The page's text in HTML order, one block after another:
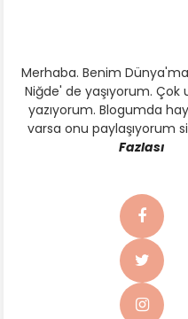
Merhaba. Benim
Niğde' de yaşıyorum. Çok
yazıyorum. Blogumda
varsa onu paylaşıyorum
Fazlası